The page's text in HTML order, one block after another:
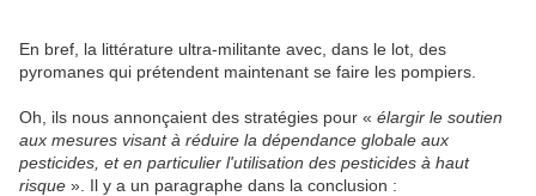
En bref, la littérature ultra-militante avec, dans le lot, des
pyromanes qui prétendent maintenant se faire les pompiers.
Oh, ils nous annonçaient des stratégies pour « élargir le soutien
aux mesures visant à réduire la dépendance globale aux
pesticides, et en particulier l'utilisation des pesticides à haut
risque ». Il y a un paragraphe dans la conclusion :